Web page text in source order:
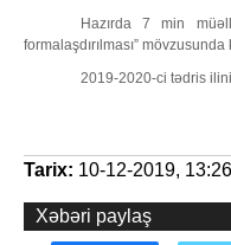
Hazırda 7 min
formalaşdırılması”
2019-2020-ci tədris
Tarix: 10-12-2019, 13:26
Xəbəri paylaş